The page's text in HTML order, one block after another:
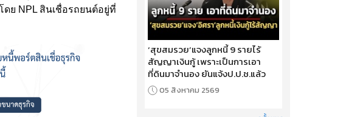
ย NPL สินเชื่อรถยนต์อยู่ที่
‘สุขสมรวย’แจงลูกหนี้ 9 รายไร้
สัญญาเงินกู้ เพราะเป็นการเอา
ที่ดินมาจำนอง ยันแจ้งป.ป.ช.แล้ว
05 สิงหาคม 2569